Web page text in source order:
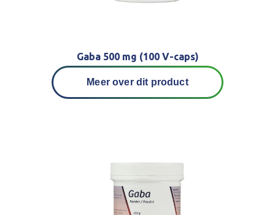
Gaba 500 mg (100 V-caps)
Meer over dit product